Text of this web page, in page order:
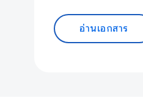
อ่านเอกสาร